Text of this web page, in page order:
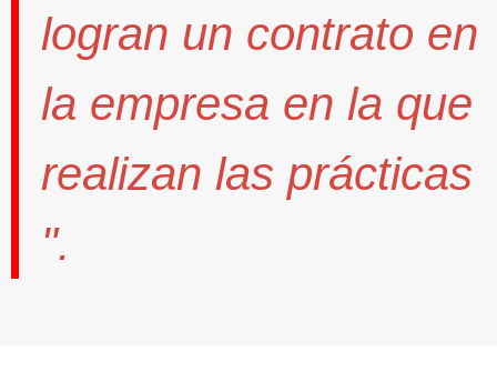
logran un contrato en
la empresa en la que
realizan las prácticas
".